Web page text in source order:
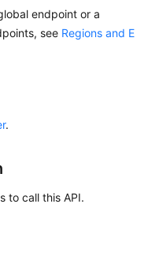
endpoint or a
see Regions and E
.
to call this API.